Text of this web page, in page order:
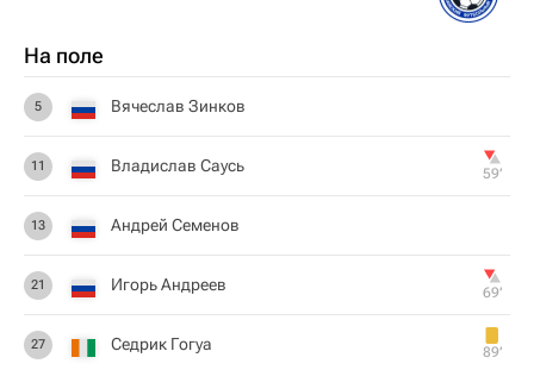
На поле
5 Вячеслав Зинков
11 Владислав Саусь 59‎’‎
13 Андрей Семенов
21 Игорь Андреев 69‎’‎
27 Седрик Гогуа 89‎’‎